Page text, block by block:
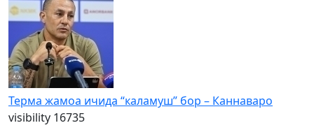
Терма жамоа ичида “каламуш” бор – Каннаваро
visibility 16735